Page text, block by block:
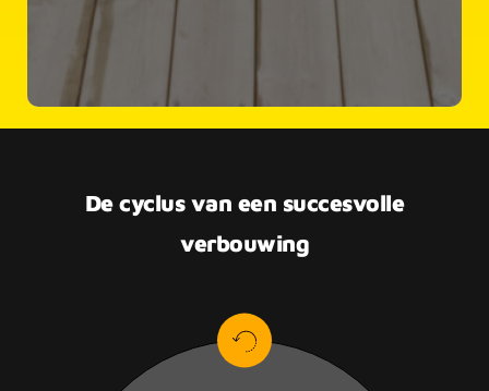
De cyclus van een succesvolle
verbouwing